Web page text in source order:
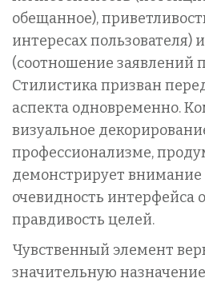
обещанное),
интересах пользователя)
(соотношение заявлений
Стилистика призван
аспекта одновременно.
визуальное
профессионализме,
демонстрирует внимание
очевидность интерфейса
правдивость целей.
Чувственный элемент
значительную